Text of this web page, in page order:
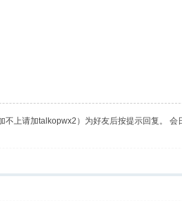
上请加talkopwx2）为好友后按提示回复。 会